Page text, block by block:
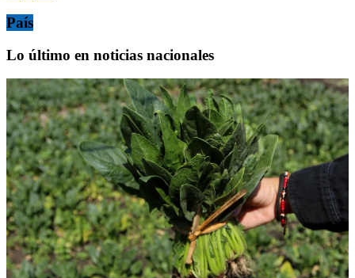
País
Lo último en noticias nacionales